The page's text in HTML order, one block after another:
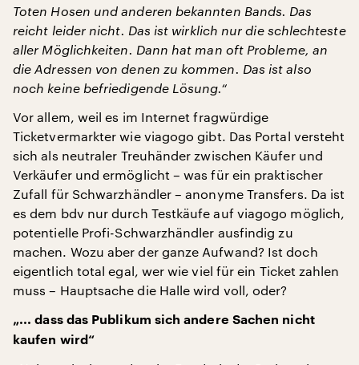
Toten Hosen und anderen bekannten Bands. Das
reicht leider nicht. Das ist wirklich nur die schlechteste
aller Möglichkeiten. Dann hat man oft Probleme, an
die Adressen von denen zu kommen. Das ist also
noch keine befriedigende Lösung.“
Vor allem, weil es im Internet fragwürdige
Ticketvermarkter wie viagogo gibt. Das Portal versteht
sich als neutraler Treuhänder zwischen Käufer und
Verkäufer und ermöglicht – was für ein praktischer
Zufall für Schwarzhändler – anonyme Transfers. Da ist
es dem bdv nur durch Testkäufe auf viagogo möglich,
potentielle Profi-Schwarzhändler ausfindig zu
machen. Wozu aber der ganze Aufwand? Ist doch
eigentlich total egal, wer wie viel für ein Ticket zahlen
muss – Hauptsache die Halle wird voll, oder?
„... dass das Publikum sich andere Sachen nicht
kaufen wird“